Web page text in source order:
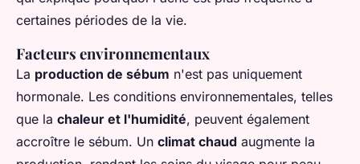
certaines périodes de la vie.
Facteurs environnementaux
La production de sébum n'est pas uniquement
hormonale. Les conditions environnementales, telles
que la chaleur et l'humidité, peuvent également
accroître le sébum. Un climat chaud augmente la